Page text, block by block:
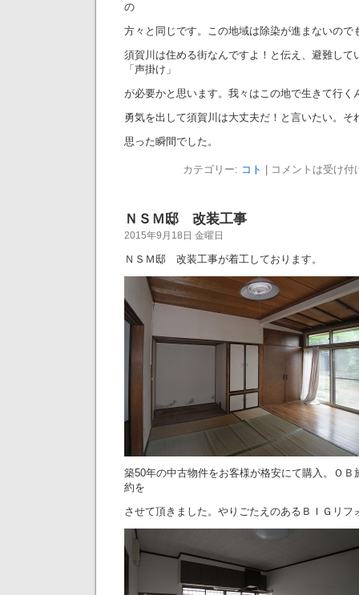
の
方々と同じです。この地域は除染が進まないので
須賀川は住める街なんですよ！と伝え、避難して
「声掛け」
が必要かと思います。我々はこの地で生きて行く
勇気を出して須賀川は大丈夫だ！と言いたい。そ
思った瞬間でした。
カテゴリー: コト コメントは受け付
ＮＳＭ邸 改装工事
2015年9月18日 金曜日
ＮＳＭ邸 改装工事が着工しております。
築50年の中古物件をお客様が格安にて購入。Ｏ
約を
させて頂きました。やりごたえのあるＢＩＧリフ